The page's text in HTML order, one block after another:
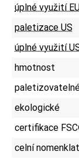
úplné využití
paletizace US
úplné využití
hmotnost
ekologické
certifikace
celní